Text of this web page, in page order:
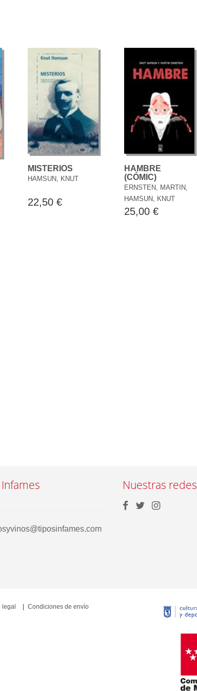
MISTERIOS
HAMSUN, KNUT
22,50 €
HAMBRE
(CÓMIC)
ERNSTEN, MARTIN,
HAMSUN, KNUT
25,00 €
Nuestras redes
legal Condiciones de envío